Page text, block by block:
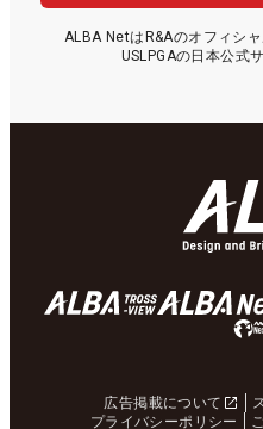
ALBA NetはR&Aのオフィシ
USLPGAの日本公式
広告掲載について
プライバシーポリシー